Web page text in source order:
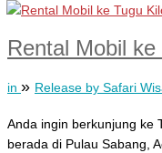
Rental Mobil ke
in » Release by Safari
Anda ingin berkunjung ke
berada di Pulau Sabang,